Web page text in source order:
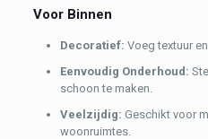
Voor Binnen
Decoratief: Voeg textuur
Eenvoudig Onderhoud:
schoon te maken.
Veelzijdig: Geschikt voor
woonruimtes.